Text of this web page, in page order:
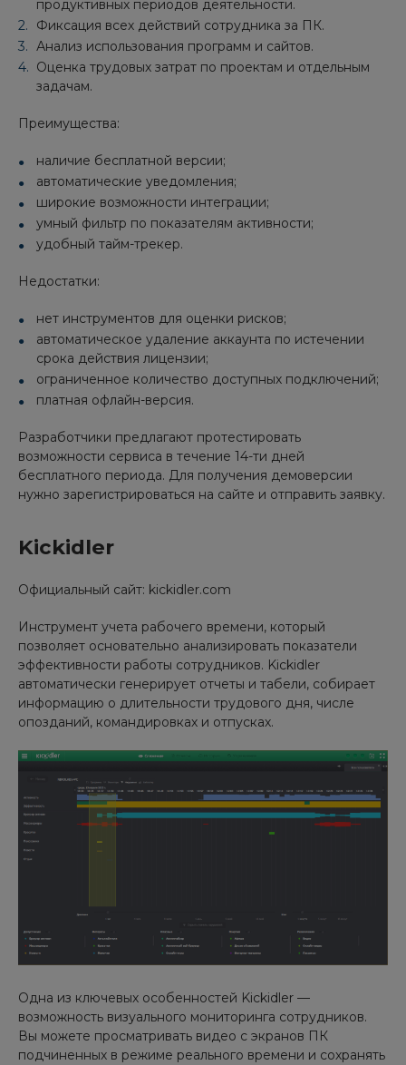
продуктивных периодов деятельности.
Фиксация всех действий сотрудника за ПК.
Анализ использования программ и сайтов.
Оценка трудовых затрат по проектам и отдельным
задачам.
Преимущества:
наличие бесплатной версии;
автоматические уведомления;
широкие возможности интеграции;
умный фильтр по показателям активности;
удобный тайм-трекер.
Недостатки:
нет инструментов для оценки рисков;
автоматическое удаление аккаунта по истечении
срока действия лицензии;
ограниченное количество доступных подключений;
платная офлайн-версия.
Разработчики предлагают протестировать
возможности сервиса в течение 14-ти дней
бесплатного периода. Для получения демоверсии
нужно зарегистрироваться на сайте и отправить заявку.
Kickidler
Официальный сайт: kickidler.com
Инструмент учета рабочего времени, который
позволяет основательно анализировать показатели
эффективности работы сотрудников. Kickidler
автоматически генерирует отчеты и табели, собирает
информацию о длительности трудового дня, числе
опозданий, командировках и отпусках.
Одна из ключевых особенностей Kickidler —
возможность визуального мониторинга сотрудников.
Вы можете просматривать видео с экранов ПК
подчиненных в режиме реального времени и сохранять